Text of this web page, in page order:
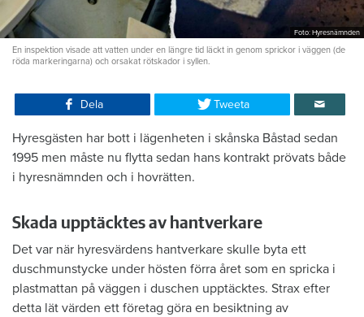
Foto: Hyresnämnden
En inspektion visade att vatten under en längre tid läckt in genom sprickor i väggen (de
röda markeringarna) och orsakat rötskador i syllen.
Dela Tweeta
Hyresgästen har bott i lägenheten i skånska Båstad sedan
1995 men måste nu flytta sedan hans kontrakt prövats både
i hyresnämnden och i hovrätten.
Skada upptäcktes av hantverkare
Det var när hyresvärdens hantverkare skulle byta ett
duschmunstycke under hösten förra året som en spricka i
plastmattan på väggen i duschen upptäcktes. Strax efter
detta lät värden ett företag göra en besiktning av